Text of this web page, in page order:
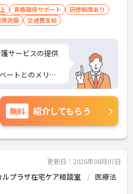
資格取得サポート
研修制度あり
完備 交通費支給
サービスの提供
ートとのメリハ
ントなど、さら
軽にご相談くだ
無料 紹介してもらう
更新日：2026年08月07日
プラザ在宅ケア相談室
医療法